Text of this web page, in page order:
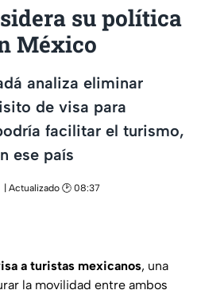
su política
México
analiza eliminar
de visa para
facilitar el turismo,
ese país
| Actualizado 🕑 08:37
a turistas mexicanos, una
la movilidad entre ambos